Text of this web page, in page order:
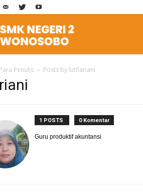
Learning
SMK
Para Penulis Posts by lutfiariani
1 POSTS 0 Komentar
Guru produktif akuntansi